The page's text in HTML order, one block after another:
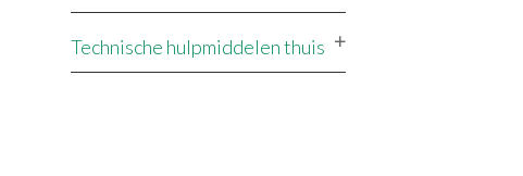
Technische hulpmiddelen thuis